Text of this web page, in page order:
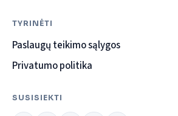
TYRINĖTI
Paslaugų teikimo sąlygos
Privatumo politika
SUSISIEKTI